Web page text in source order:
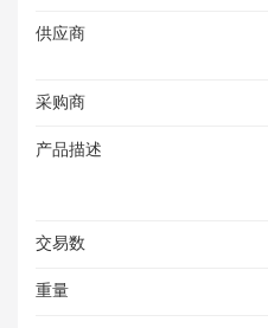
供应商
采购商
产品描述
交易数
重量